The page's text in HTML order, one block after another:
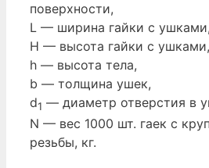
поверхности,
L — ширина гайки с ушками,
H — высота гайки с ушками,
h — высота тела,
b — толщина ушек,
d1 — диаметр отверстия в
N — вес 1000 шт. гаек с
резьбы, кг.